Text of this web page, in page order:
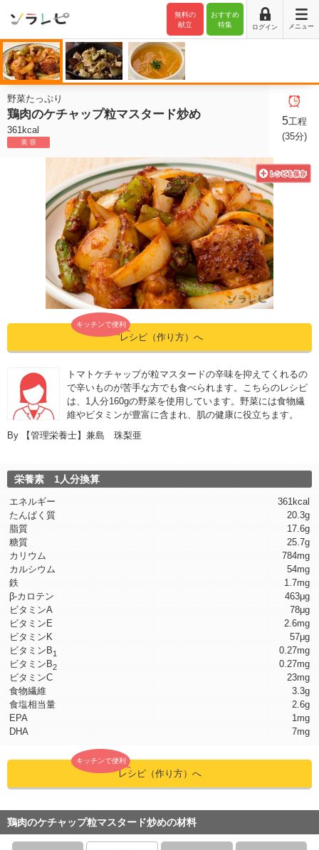
おすすめ
特集
無料の
献立
ログイン メニュー
野菜たっぷり
鶏肉のケチャップ粒マスタード炒め
361kcal
5工程
(35分)
キッチンで便利
”レシピ（作り方）へ
トマトケチャップが粒マスタードの辛味を抑えてくれるの
で辛いものが苦手な方でも食べられます。こちらのレシピ
は、1人分160gの野菜を使用しています。野菜には食物繊
維やビタミンが豊富に含まれ、肌の健康に役立ちます。
By
【管理栄養士】兼島 珠梨亜
栄養素 1人分換算
エネルギー
361kcal
たんぱく質
20.3g
脂質
17.6g
糖質
25.7g
カリウム
784mg
カルシウム
54mg
鉄
1.7mg
β-カロテン
463μg
ビタミンA
78μg
ビタミンE
2.6mg
ビタミンK
57μg
ビタミンB1
0.27mg
ビタミンB2
0.27mg
ビタミンC
23mg
食物繊維
3.3g
食塩相当量
2.6g
EPA
1mg
DHA
7mg
キッチンで便利
レシピ（作り方）へ
鶏肉のケチャップ粒マスタード炒めの材料